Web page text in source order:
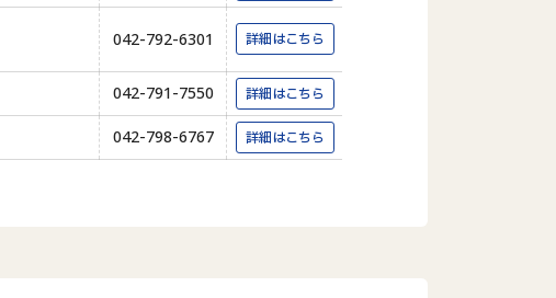
042-792-6301 詳細はこちら
042-791-7550 詳細はこちら
042-798-6767 詳細はこちら